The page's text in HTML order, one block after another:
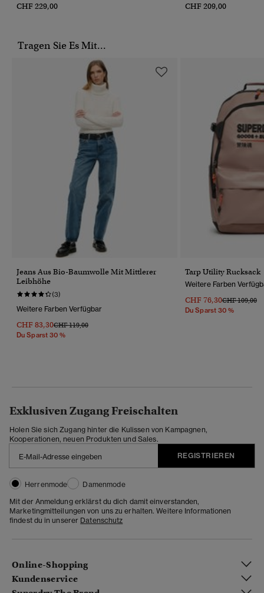
CHF 229,00 CHF 209,00
Tragen Sie Es Mit...
Jeans Aus Bio-Baumwolle Mit Mittlerer
Leibhöhe
(3)
Weitere Farben Verfügbar
CHF 83,30Preis Wurde Reduziert Von
CHF 119,00Bis
Du Sparst 30 %
Tarp Utility Rucksack
Weitere Farben
CHF 76,30Preis Wurde
CHF 109,00
Du Sparst 30 %
Exklusiven Zugang Freischalten
Holen Sie sich Zugang hinter die Kulissen von Kampagnen,
Kooperationen, neuen Produkten und Sales.
REGISTRIEREN
Herrenmode
Damenmode
Mit der Anmeldung erklärst du dich damit einverstanden,
Marketingmitteilungen von uns zu erhalten. Weitere Informationen
findest du in unserer Datenschutz
Online-Shopping
Kundenservice